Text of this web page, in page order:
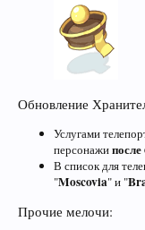
Обновление
Услугами
персонажи
В список для
"Moscovia" и "
Прочие мелочи: